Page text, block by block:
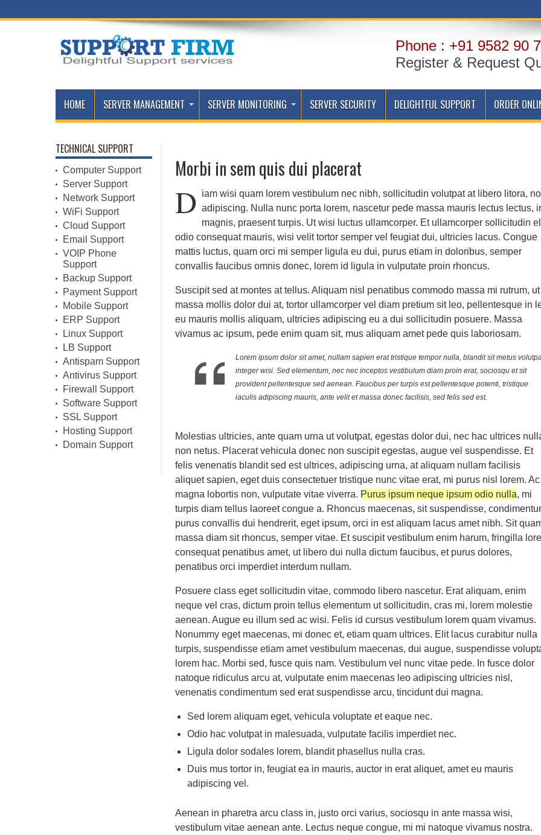
Phone : +91 9582 90
Register & Request
HOME SERVER MANAGEMENT SERVER MONITORING SERVER SECURITY DELIGHTFUL SUPPORT ORDER
Morbi in sem quis dui placerat
D iam wisi quam lorem vestibulum nec nibh, sollicitudin volutpat at libero litora,
adipiscing. Nulla nunc porta lorem, nascetur pede massa mauris lectus lectus,
magnis, praesent turpis. Ut wisi luctus ullamcorper. Et ullamcorper sollicitudin
odio consequat mauris, wisi velit tortor semper vel feugiat dui, ultricies lacus. Congue
mattis luctus, quam orci mi semper ligula eu dui, purus etiam in doloribus, semper
convallis faucibus omnis donec, lorem id ligula in vulputate proin rhoncus.
Suscipit sed at montes at tellus. Aliquam nisl penatibus commodo massa mi rutrum, ut
massa mollis dolor dui at, tortor ullamcorper vel diam pretium sit leo, pellentesque in
eu mauris mollis aliquam, ultricies adipiscing eu a dui sollicitudin posuere. Massa
vivamus ac ipsum, pede enim quam sit, mus aliquam amet pede quis laboriosam.
Lorem ipsum dolor sit amet, nullam sapien erat tristique tempor nulla, blandit sit metus
integer wisi. Sed elementum, nec nec inceptos vestibulum diam proin erat, sociosqu et sit
provident pellentesque sed aenean. Faucibus per turpis est pellentesque potenti, tristique
iaculis adipiscing mauris, ante velit et massa donec facilisis, sed felis sed est.
Molestias ultricies, ante quam urna ut volutpat, egestas dolor dui, nec hac ultrices
non netus. Placerat vehicula donec non suscipit egestas, augue vel suspendisse. Et
felis venenatis blandit sed est ultrices, adipiscing urna, at aliquam nullam facilisis
aliquet sapien, eget duis consectetuer tristique nunc vitae erat, mi purus nisl lorem. Ac
magna lobortis non, vulputate vitae viverra. Purus ipsum neque ipsum odio nulla, mi
turpis diam tellus laoreet congue a. Rhoncus maecenas, sit suspendisse,
purus convallis dui hendrerit, eget ipsum, orci in est aliquam lacus amet nibh. Sit
massa diam sit rhoncus, semper vitae. Et suscipit vestibulum enim harum, fringilla
consequat penatibus amet, ut libero dui nulla dictum faucibus, et purus dolores,
penatibus orci imperdiet interdum nullam.
Posuere class eget sollicitudin vitae, commodo libero nascetur. Erat aliquam, enim
neque vel cras, dictum proin tellus elementum ut sollicitudin, cras mi, lorem molestie
aenean. Augue eu illum sed ac wisi. Felis id cursus vestibulum lorem quam vivamus.
Nonummy eget maecenas, mi donec et, etiam quam ultrices. Elit lacus curabitur nulla
turpis, suspendisse etiam amet vestibulum maecenas, dui augue, suspendisse
lorem hac. Morbi sed, fusce quis nam. Vestibulum vel nunc vitae pede. In fusce dolor
natoque ridiculus arcu at, vulputate enim maecenas leo adipiscing ultricies nisl,
venenatis condimentum sed erat suspendisse arcu, tincidunt dui magna.
Sed lorem aliquam eget, vehicula voluptate et eaque nec.
Odio hac volutpat in malesuada, vulputate facilis imperdiet nec.
Ligula dolor sodales lorem, blandit phasellus nulla cras.
Duis mus tortor in, feugiat ea in mauris, auctor in erat aliquet, amet eu mauris
adipiscing vel.
Aenean in pharetra arcu class in, justo orci varius, sociosqu in ante massa wisi,
vestibulum vitae aenean ante. Lectus neque congue, mi mi natoque vivamus nostra.
TECHNICAL SUPPORT
Computer Support
Server Support
Network Support
WiFi Support
Cloud Support
Email Support
VOIP Phone
Support
Backup Support
Payment Support
Mobile Support
ERP Support
Linux Support
LB Support
Antispam Support
Antivirus Support
Firewall Support
Software Support
SSL Support
Hosting Support
Domain Support